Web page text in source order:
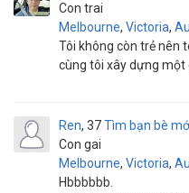
Con trai
Melbourne, Victoria,
Tôi không còn trẻ nên
cùng tôi xây dựng một
Ren
Con gai
37
Melbourne, Victoria,
Tìm bạn bè
Hbbbbbb.